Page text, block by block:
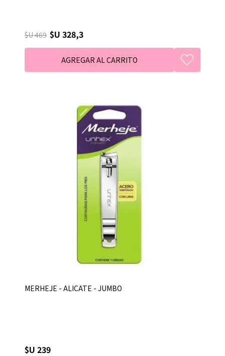
$U 469 $U 328,3
MERHEJE - ALICATE - JUMBO
$U 239